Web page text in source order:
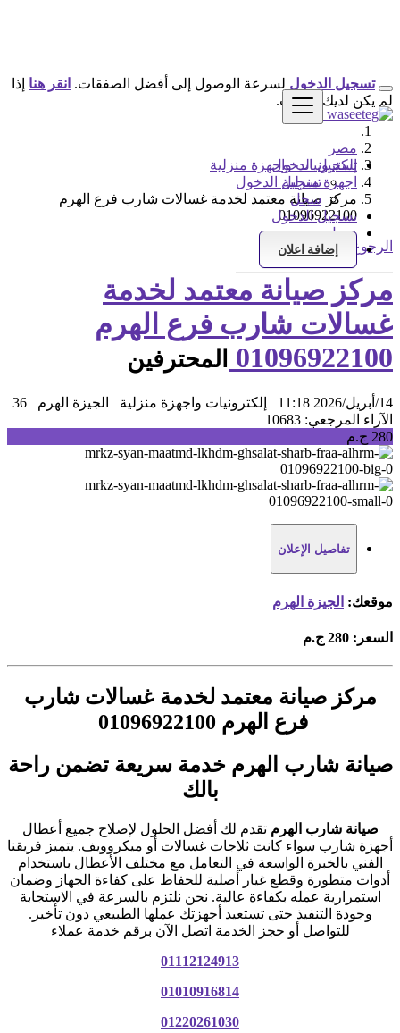
تسجيل الدخول
تسجيل الدخول
سجل
تسجيل الدخول
سجل
إضافة اعلان
تسجيل الدخول لسرعة الوصول إلى أفضل الصفقات. انقر هنا إذا
لم يكن لديك حساب.
مصر
إلكترونيات واجهزة منزلية
اجهزة منزلية
مركز صيانة معتمد لخدمة غسالات شارب فرع الهرم
01096922100
الرجوع إلى النتائج
مركز صيانة معتمد لخدمة
غسالات شارب فرع الهرم
01096922100 المحترفين
14/أبريل/2026 11:18 إلكترونيات واجهزة منزلية الجيزة الهرم
36
الآراء المرجعي: 10683
280 ج.م
تفاصيل الإعلان
موقعك: الجيزة الهرم
السعر: 280 ج.م
مركز صيانة معتمد لخدمة غسالات شارب
فرع الهرم 01096922100
صيانة شارب الهرم خدمة سريعة تضمن راحة
بالك
صيانة شارب الهرم تقدم لك أفضل الحلول لإصلاح جميع أعطال
أجهزة شارب سواء كانت ثلاجات غسالات أو ميكروويف. يتميز فريقنا
الفني بالخبرة الواسعة في التعامل مع مختلف الأعطال باستخدام
أدوات متطورة وقطع غيار أصلية للحفاظ على كفاءة الجهاز وضمان
استمرارية عمله بكفاءة عالية. نحن نلتزم بالسرعة في الاستجابة
وجودة التنفيذ حتى تستعيد أجهزتك عملها الطبيعي دون تأخير.
للتواصل أو حجز الخدمة اتصل الآن برقم خدمة عملاء
01112124913
01010916814
01220261030